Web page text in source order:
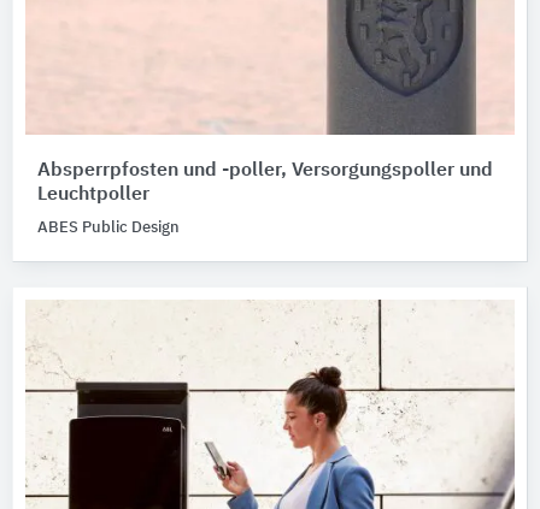
Absperrpfosten und -poller, Versorgungspoller und
Leuchtpoller
ABES Public Design